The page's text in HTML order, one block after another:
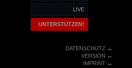
LIVE
UNTERSTÜTZEN!
DATENSCHUTZ←
VERSION ←
IMPRINT←